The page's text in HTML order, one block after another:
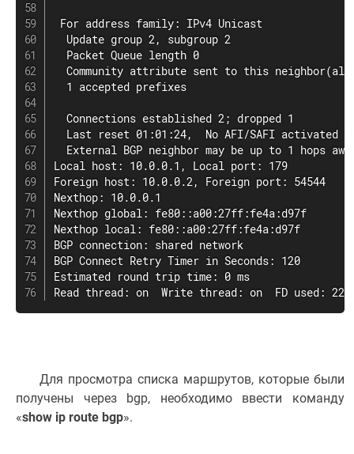
For address family: IPv4 Unicast
  Update group 2, subgroup 2
  Packet Queue length 0
Community attribute sent to this
  1 accepted prefixes
  Connections established 2; dropped 1
Last reset 01:01:24,  No AFI/SAFI activated
External BGP neighbor may be up to 1 hops
Local host: 10.0.0.1, Local port: 179
Foreign host: 10.0.0.2, Foreign port: 54544
Nexthop: 10.0.0.1
Nexthop global: fe80::a00:27ff:fe4a:d97f
Nexthop local: fe80::a00:27ff:fe4a:d97f
BGP connection: shared network
BGP Connect Retry Timer in Seconds: 120
Estimated round trip time: 0 ms
Read thread: on  Write thread: on  FD used: 22
Для просмотра списка маршрутов, которые были
получены через bgp, необходимо ввести команду
«show ip route bgp».